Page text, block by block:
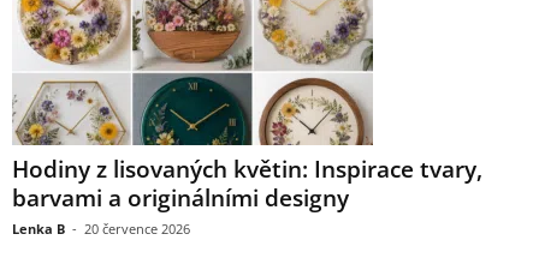
Hodiny z lisovaných květin: Inspirace tvary,
barvami a originálními designy
Lenka B - 20 července 2026